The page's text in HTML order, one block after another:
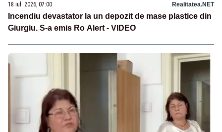
18 iul. 2026, 07:00 Realitatea.NET
Incendiu devastator la un depozit de mase plastice din
Giurgiu. S-a emis Ro Alert - VIDEO